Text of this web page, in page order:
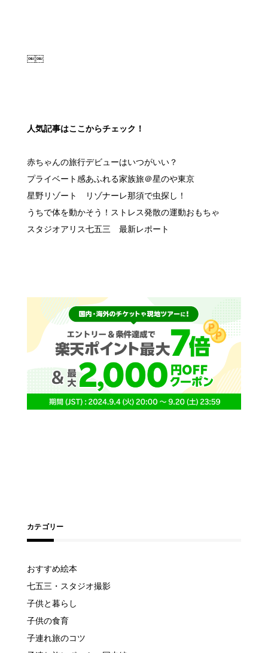
赤ちゃんの旅行デビューはいつがいい？
プライベート感あふれる家族旅＠星のや東京
星野リゾート リゾナーレ那須で虫探し！
うちで体を動かそう！ストレス発散の運動おもちゃ
おすすめ絵本
七五三・スタジオ撮影
子供と暮らし
子供の食育